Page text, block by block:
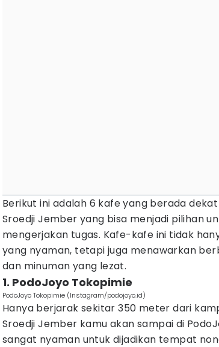
Berikut ini adalah 6 kafe yang berada
Sroedji Jember yang bisa menjadi pilihan
mengerjakan tugas. Kafe-kafe ini tidak
yang nyaman, tetapi juga menawarkan
dan minuman yang lezat.
1. PodoJoyo Tokopimie
PodoJoyo Tokopimie (Instagram/podojoyo.id)
Hanya berjarak sekitar 350 meter dari
Sroedji Jember kamu akan sampai di
sangat nyaman untuk dijadikan tempat